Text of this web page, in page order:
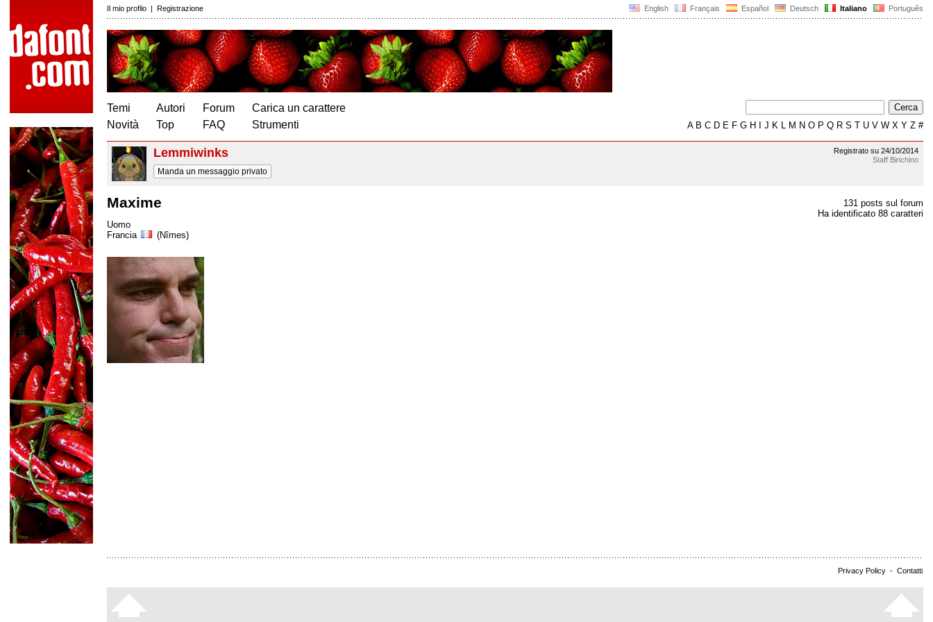
English Français Español Deutsch Italiano Português
Il mio profilo | Registrazione
Temi
Novità
Autori
Top
Forum
FAQ
Carica un carattere
Strumenti
AB C D E F G H J K L M N O P Q R S T U V W X Y Z #
Registrato su 24/10/2014
Staff Birichino
Lemmiwinks
Manda un messaggio privato
131 posts sul forum
Ha identificato 88 caratteri
Maxime
Uomo
Francia
(Nîmes)
Privacy Policy - Contatti